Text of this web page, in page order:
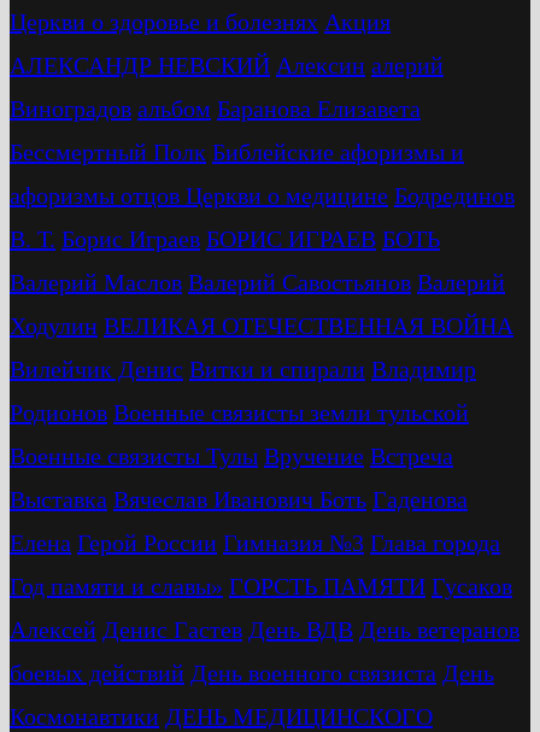
Церкви о здоровье и болезнях Акция
АЛЕКСАНДР НЕВСКИЙ Алексин алерий
Виноградов альбом Баранова Елизавета
Бессмертный Полк Библейские афоризмы и
афоризмы отцов Церкви о медицине Бодрединов
В. Т. Бориc Играев БОРИС ИГРАЕВ БОТЬ
Валерий Маслов Валерий Савостьянов Валерий
Ходулин ВЕЛИКАЯ ОТЕЧЕСТВЕННАЯ ВОЙНА
Вилейчик Денис Витки и спирали Владимир
Родионов Военные связисты земли тульской
Военные связисты Тулы Вручение Встреча
Выставка Вячеслав Иванович Боть Гаденова
Елена Герой России Гимназия №3 Глава города
Год памяти и славы» ГОРСТЬ ПАМЯТИ Гусаков
Алексей Денис Гастев День ВДВ День ветеранов
боевых действий День военного связиста День
Космонавтики ДЕНЬ МЕДИЦИНСКОГО